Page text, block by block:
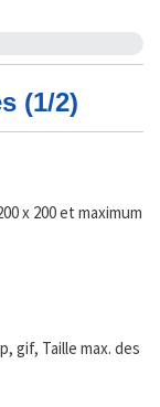
(1/2)
x 200 et maximum
gif, Taille max. des